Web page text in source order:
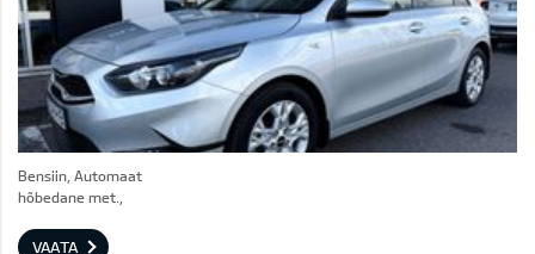
Bensiin, Automaat
hõbedane met.,
VAATA